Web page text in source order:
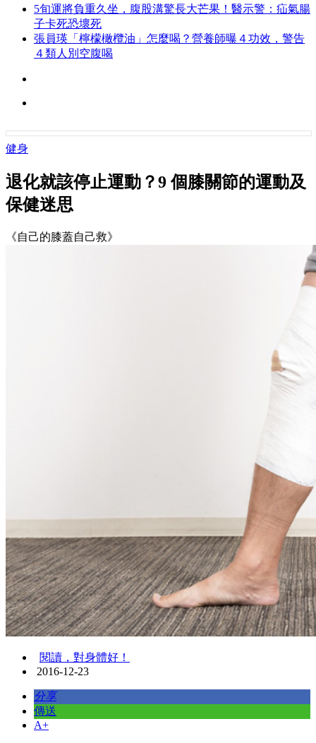
5旬運將負重久坐，腹股溝驚長大芒果！醫示警：疝氣腸
子卡死恐壞死
張員瑛「檸檬橄欖油」怎麼喝？營養師曝４功效，警告
４類人別空腹喝
健身
退化就該停止運動？9 個膝關節的運動及
保健迷思
《自己的膝蓋自己救》
閱讀，對身體好！
2016-12-23
分享
傳送
A+